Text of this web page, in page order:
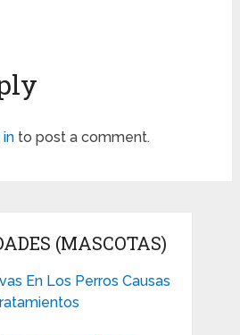
to post a comment.
(MASCOTAS)
En Los Perros Causas